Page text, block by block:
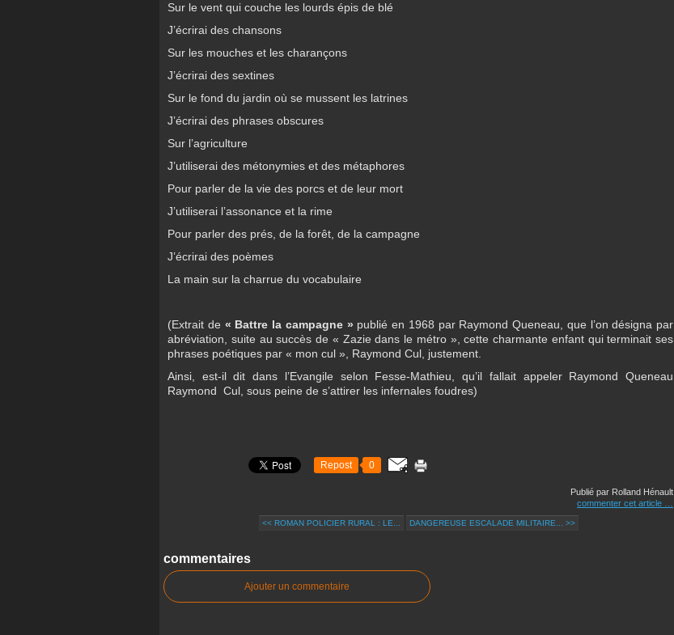
Sur le vent qui couche les lourds épis de blé
J’écrirai des chansons
Sur les mouches et les charançons
J’écrirai des sextines
Sur le fond du jardin où se mussent les latrines
J’écrirai des phrases obscures
Sur l’agriculture
J’utiliserai des métonymies et des métaphores
Pour parler de la vie des porcs et de leur mort
J’utiliserai l’assonance et la rime
Pour parler des prés, de la forêt, de la campagne
J’écrirai des poèmes
La main sur la charrue du vocabulaire
(Extrait de « Battre la campagne » publié en 1968 par Raymond Queneau, que l’on désigna par
abréviation, suite au succès de « Zazie dans le métro », cette charmante enfant qui terminait ses
phrases poétiques par « mon cul », Raymond Cul, justement.
Ainsi, est-il dit dans l’Evangile selon Fesse-Mathieu, qu’il fallait appeler Raymond Queneau
Raymond Cul, sous peine de s’attirer les infernales foudres)
Repost 0
Publié par Rolland Hénault
commenter cet article
<< ROMAN POLICIER RURAL : LE... DANGEREUSE ESCALADE MILITAIRE... >>
commentaires
Ajouter un commentaire